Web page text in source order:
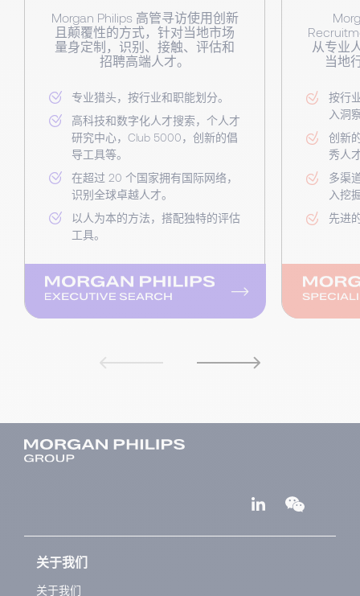
Morgan Philips 高管寻访使用创新
且颠覆性的方式，针对当地市场
量身定制，识别、接触、评估和
招聘高端人才。
专业猎头，按行业和职能划分。
高科技和数字化人才搜索，个人才
研究中心，Club 5000，创新的倡
导工具等。
在超过 20 个国家拥有国际网络，
识别全球卓越人才。
以人为本的方法，搭配独特的评估
工具。
从专业
当地
按行
入洞
创新
秀人
多渠
入挖
先进
关于我们
关于我们